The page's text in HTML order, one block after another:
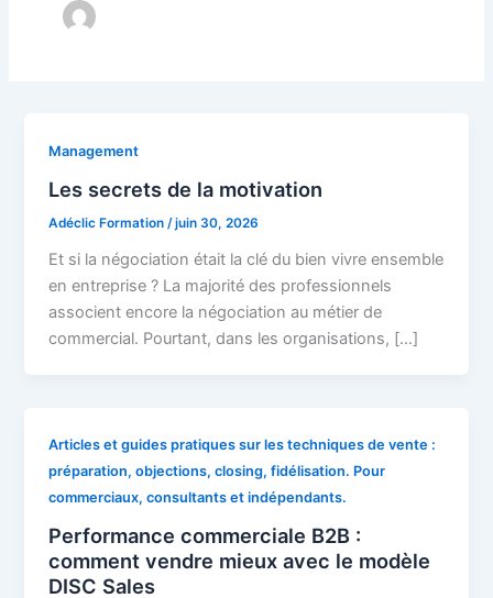
Management
Les secrets de la motivation
Adéclic Formation /juin 30, 2026
Et si la négociation était la clé du bien vivre ensemble
en entreprise ? La majorité des professionnels
associent encore la négociation au métier de
commercial. Pourtant, dans les organisations, […]
Articles et guides pratiques sur les techniques de vente :
préparation, objections, closing, fidélisation. Pour
commerciaux, consultants et indépendants.
Performance commerciale B2B :
comment vendre mieux avec le modèle
DISC Sales